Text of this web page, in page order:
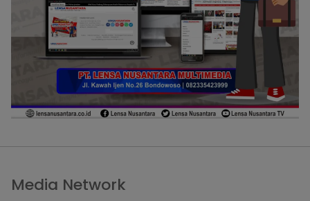
Media Network